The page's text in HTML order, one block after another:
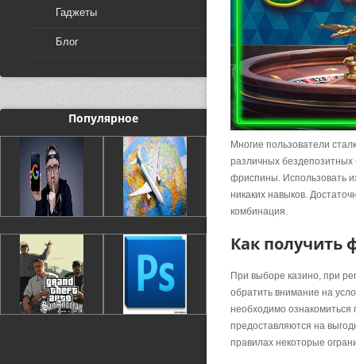
Гаджеты
Блог
Популярное
Многие пользователи
различных бездепозитных
фриспины. Использовать
никаких навыков.
комбинация.
Как получить
При выборе казино, при
обратить внимание на
необходимо
предоставляются на
правилах некоторые